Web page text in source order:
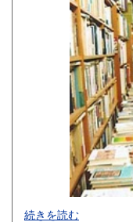
続きを読む